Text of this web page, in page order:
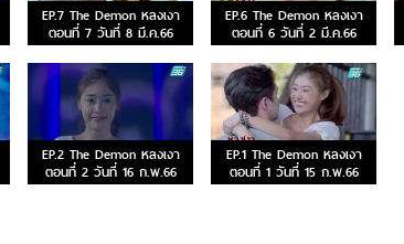
EP.7 The Demon หลงเงา
ตอนที่ 7 วันที่ 8 มี.ค.66
EP.6 The Demon หลงเงา
ตอนที่ 6 วันที่ 2 มี.ค.66
EP.2 The Demon หลงเงา
ตอนที่ 2 วันที่ 16 ก.พ.66
EP.1 The Demon หลงเงา
ตอนที่ 1 วันที่ 15 ก.พ.66